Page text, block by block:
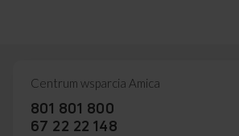
Centrum wsparcia Amica
801 801 800
67 22 22 148